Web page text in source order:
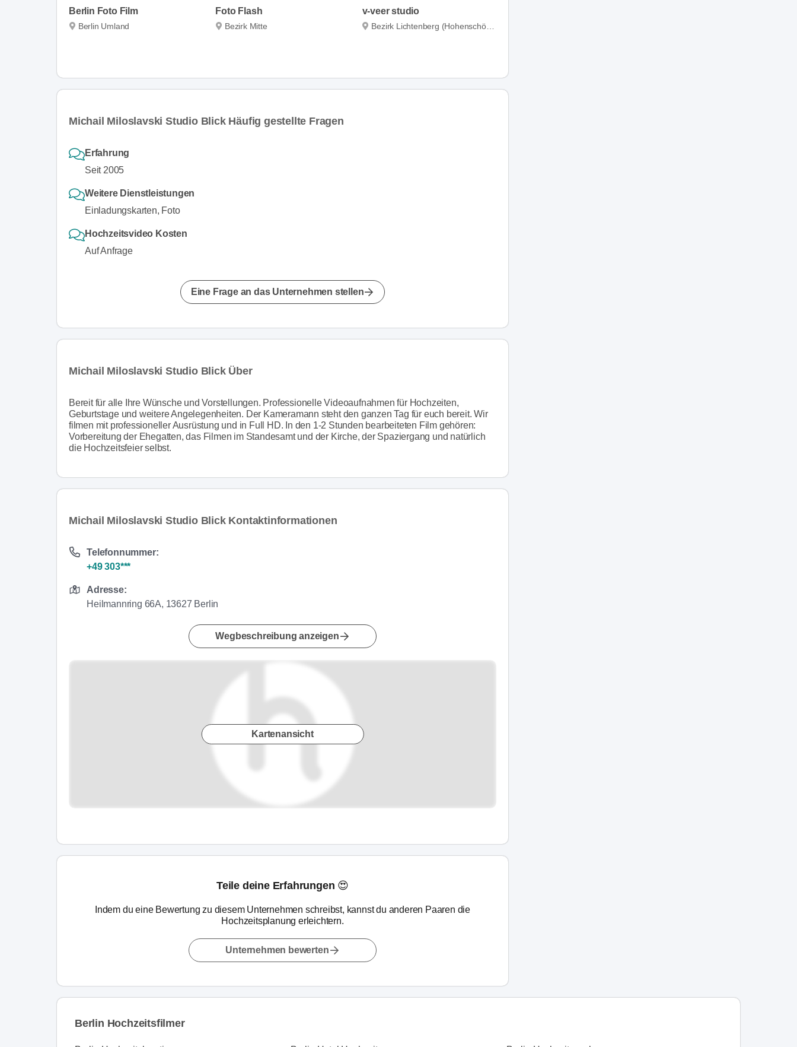
Berlin Foto Film
Berlin Umland
Foto Flash
Bezirk Mitte
v-veer studio
Bezirk Lichtenberg (Hohenschönhausen)
Michail Miloslavski Studio Blick Häufig gestellte Fragen
Erfahrung
Seit 2005
Weitere Dienstleistungen
Einladungskarten, Foto
Hochzeitsvideo Kosten
Auf Anfrage
Eine Frage an das Unternehmen stellen
Michail Miloslavski Studio Blick Über
Bereit für alle Ihre Wünsche und Vorstellungen. Professionelle Videoaufnahmen für Hochzeiten,
Geburtstage und weitere Angelegenheiten. Der Kameramann steht den ganzen Tag für euch bereit. Wir
filmen mit professioneller Ausrüstung und in Full HD. In den 1-2 Stunden bearbeiteten Film gehören:
Vorbereitung der Ehegatten, das Filmen im Standesamt und der Kirche, der Spaziergang und natürlich
die Hochzeitsfeier selbst.
Michail Miloslavski Studio Blick Kontaktinformationen
Telefonnummer:
+49 303***
Adresse:
Heilmannring 66A, 13627 Berlin
Wegbeschreibung anzeigen
Kartenansicht
Teile deine Erfahrungen 😍
Indem du eine Bewertung zu diesem Unternehmen schreibst, kannst du anderen Paaren die
Hochzeitsplanung erleichtern.
Unternehmen bewerten
Berlin Hochzeitsfilmer